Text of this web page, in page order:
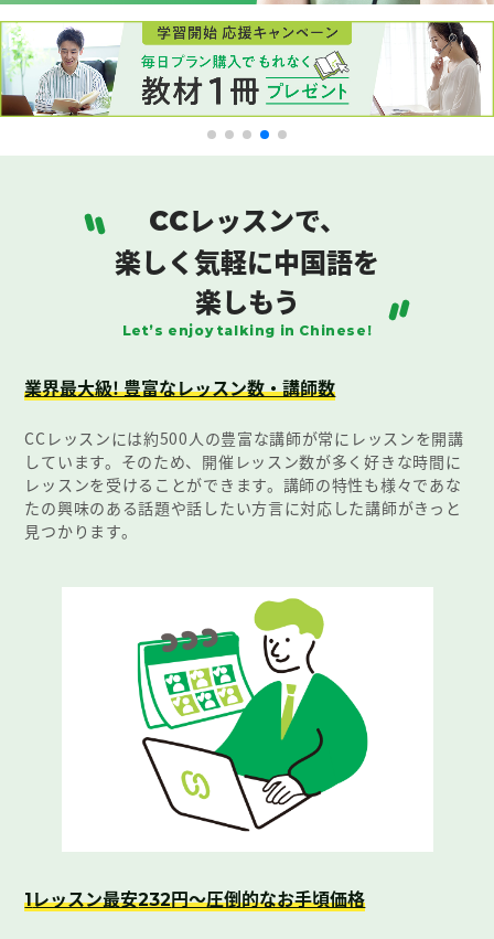
CCレッスンで、
楽しく気軽に中国語を
楽しもう
Let’s enjoy talking in Chinese!
業界最大級! 豊富なレッスン数・講師数
CCレッスンには約500人の豊富な講師が常にレッスンを開講
しています。そのため、開催レッスン数が多く好きな時間に
レッスンを受けることができます。講師の特性も様々であな
たの興味のある話題や話したい方言に対応した講師がきっと
見つかります。
1レッスン最安232円～圧倒的なお手頃価格